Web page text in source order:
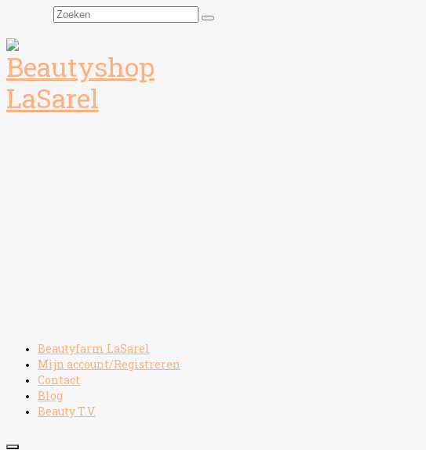
Zoeken
Beautyfarm LaSarel
Mijn account/Registreren
Contact
Blog
Beauty T.V.